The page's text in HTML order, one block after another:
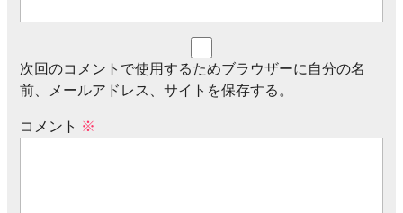
次回のコメントで使用するためブラウザーに自分の名
前、メールアドレス、サイトを保存する。
コメント ※